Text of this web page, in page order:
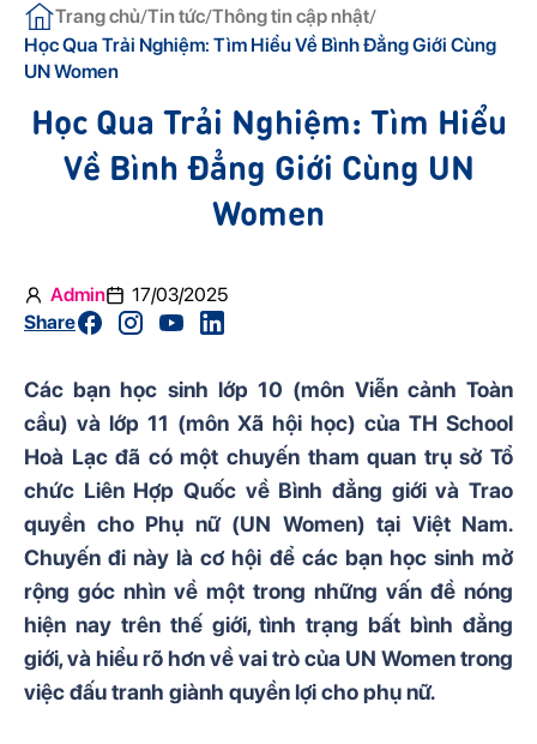
Trang chủ/Tin tức/Thông tin cập nhật/
Học Qua Trải Nghiệm: Tìm Hiểu Về Bình Đẳng Giới Cùng
UN Women
Học Qua Trải Nghiệm: Tìm Hiểu
Về Bình Đẳng Giới Cùng UN
Women
Admin
17/03/2025
Share
Các bạn học sinh lớp 10 (môn Viễn cảnh Toàn
cầu) và lớp 11 (môn Xã hội học) của TH School
Hoà Lạc đã có một chuyến tham quan trụ sở Tổ
chức Liên Hợp Quốc về Bình đẳng giới và Trao
quyền cho Phụ nữ (UN Women) tại Việt Nam.
Chuyến đi này là cơ hội để các bạn học sinh mở
rộng góc nhìn về một trong những vấn đề nóng
hiện nay trên thế giới, tình trạng bất bình đẳng
giới, và hiểu rõ hơn về vai trò của UN Women trong
việc đấu tranh giành quyền lợi cho phụ nữ.